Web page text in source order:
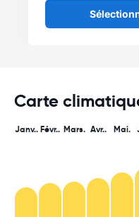
Carte
Janv.. Févr.. Mars. Avr.. Mai.